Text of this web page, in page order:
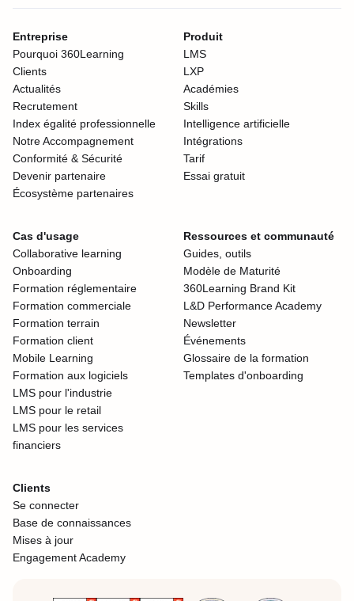
Entreprise
Pourquoi 360Learning
Clients
Actualités
Recrutement
Index égalité professionnelle
Notre Accompagnement
Conformité & Sécurité
Devenir partenaire
Écosystème partenaires
Produit
LMS
LXP
Académies
Skills
Intelligence artificielle
Intégrations
Tarif
Essai gratuit
Cas d'usage
Collaborative learning
Onboarding
Formation réglementaire
Formation commerciale
Formation terrain
Formation client
Mobile Learning
Formation aux logiciels
LMS pour l'industrie
LMS pour le retail
LMS pour les services
financiers
Ressources et communauté
Guides, outils
Modèle de Maturité
360Learning Brand Kit
L&D Performance Academy
Newsletter
Événements
Glossaire de la formation
Templates d'onboarding
Clients
Se connecter
Base de connaissances
Mises à jour
Engagement Academy